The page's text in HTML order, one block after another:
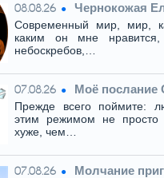
08.08.26 Чернокожая
Современный мир, мир,
каким он мне нравится,
небоскребов,…
07.08.26 Моё послание
Прежде всего поймите:
этим режимом не
хуже, чем…
07.08.26 Молчание